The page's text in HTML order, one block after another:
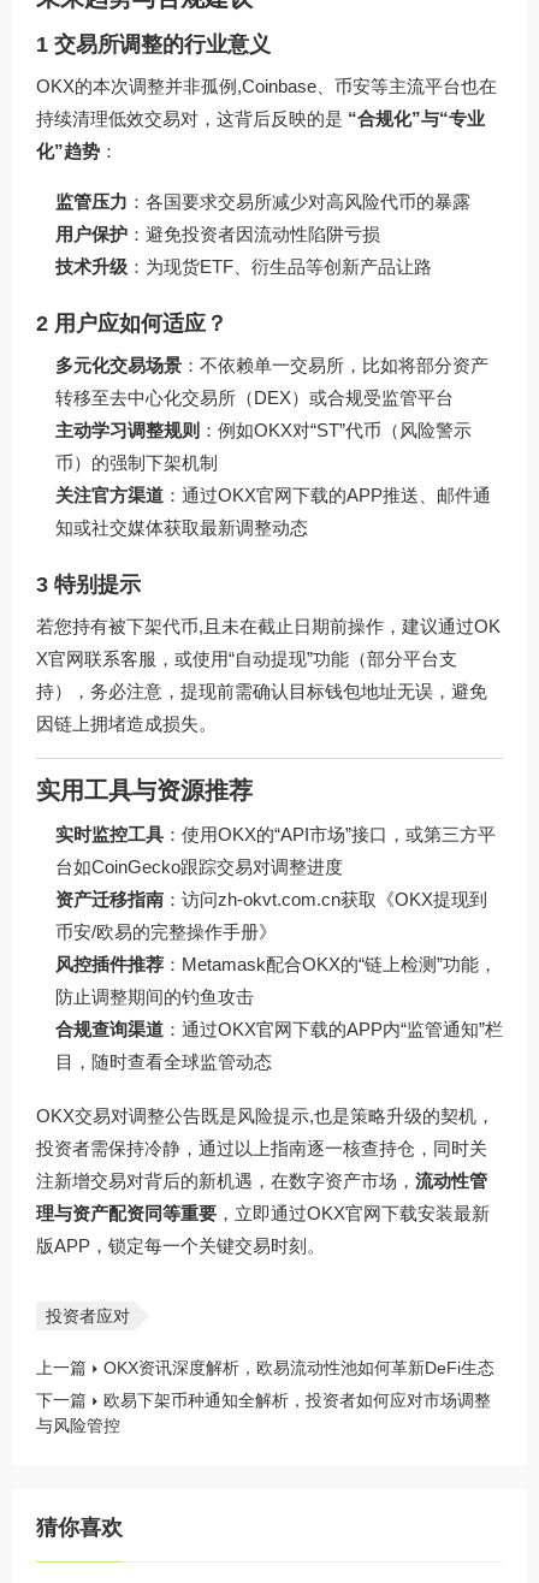
1 交易所调整的行业意义
OKX的本次调整并非孤例,Coinbase、币安等主流平台也在
持续清理低效交易对，这背后反映的是 “合规化”与“专业
化”趋势 ：
监管压力 ：各国要求交易所减少对高风险代币的暴露
用户保护 ：避免投资者因流动性陷阱亏损
技术升级 ：为现货ETF、衍生品等创新产品让路
2 用户应如何适应？
多元化交易场景 ：不依赖单一交易所，比如将部分资产
转移至去中心化交易所（DEX）或合规受监管平台
主动学习调整规则 ：例如OKX对“ST”代币（风险警示
币）的强制下架机制
关注官方渠道 ：通过OKX官网下载的APP推送、邮件通
知或社交媒体获取最新调整动态
3 特别提示
若您持有被下架代币,且未在截止日期前操作，建议通过OK
X官网联系客服，或使用“自动提现”功能（部分平台支
持），务必注意，提现前需确认目标钱包地址无误，避免
因链上拥堵造成损失。
实用工具与资源推荐
实时监控工具 ：使用OKX的“API市场”接口，或第三方平
台如CoinGecko跟踪交易对调整进度
资产迁移指南 ：访问zh-okvt.com.cn获取《OKX提现到
币安/欧易的完整操作手册》
风控插件推荐 ：Metamask配合OKX的“链上检测”功能，
防止调整期间的钓鱼攻击
合规查询渠道 ：通过OKX官网下载的APP内“监管通知”栏
目，随时查看全球监管动态
OKX交易对调整公告既是风险提示,也是策略升级的契机，
投资者需保持冷静，通过以上指南逐一核查持仓，同时关
注新增交易对背后的新机遇，在数字资产市场， 流动性管
理与资产配资同等重要 ，立即通过OKX官网下载安装最新
版APP，锁定每一个关键交易时刻。
投资者应对
上一篇
OKX资讯深度解析，欧易流动性池如何革新DeFi生态
下一篇
欧易下架币种通知全解析，投资者如何应对市场调整
与风险管控
猜你喜欢